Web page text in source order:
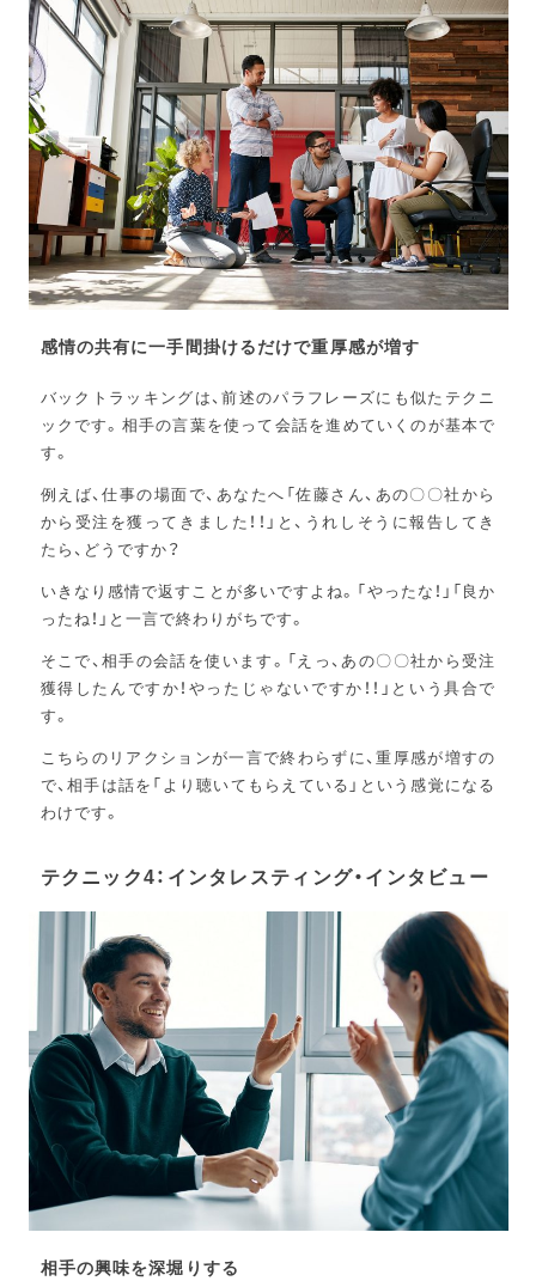
感情の共有に一手間掛けるだけで重厚感が増す
バックトラッキングは、前述のパラフレーズにも似たテクニ
ックです。相手の言葉を使って会話を進めていくのが基本で
す。
例えば、仕事の場面で、あなたへ「佐藤さん、あの〇〇社から
から受注を獲ってきました！！」と、うれしそうに報告してき
たら、どうですか？
いきなり感情で返すことが多いですよね。「やったな！」「良か
ったね！」と一言で終わりがちです。
そこで、相手の会話を使います。「えっ、あの〇〇社から受注
獲得したんですか！やったじゃないですか！！」という具合で
す。
こちらのリアクションが一言で終わらずに、重厚感が増すの
で、相手は話を「より聴いてもらえている」という感覚になる
わけです。
テクニック4：インタレスティング・インタビュー
相手の興味を深堀りする